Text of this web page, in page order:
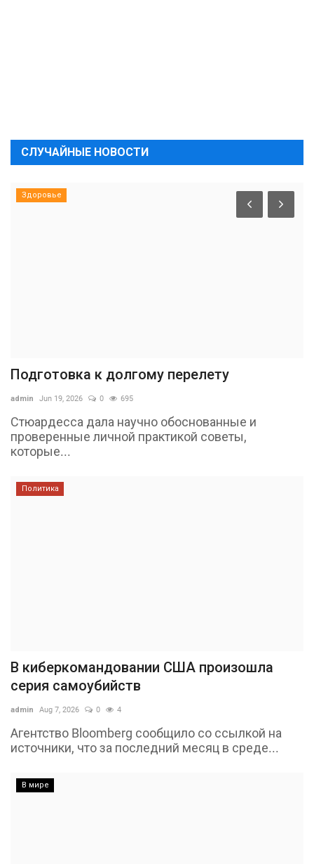
СЛУЧАЙНЫЕ НОВОСТИ
Здоровье
Подготовка к долгому перелету
admin Jun 19, 2026 0 695
Стюардесса дала научно обоснованные и
проверенные личной практикой советы,
которые...
Политика
В киберкомандовании США произошла
серия самоубийств
admin Aug 7, 2026 0 4
Агентство Bloomberg сообщило со ссылкой на
источники, что за последний месяц в среде...
В мире